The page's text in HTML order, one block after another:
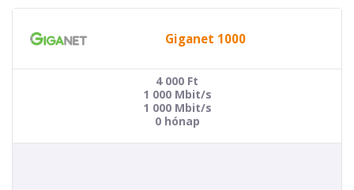
Giganet 1000
4 000 Ft
1 000 Mbit/s
1 000 Mbit/s
0 hónap